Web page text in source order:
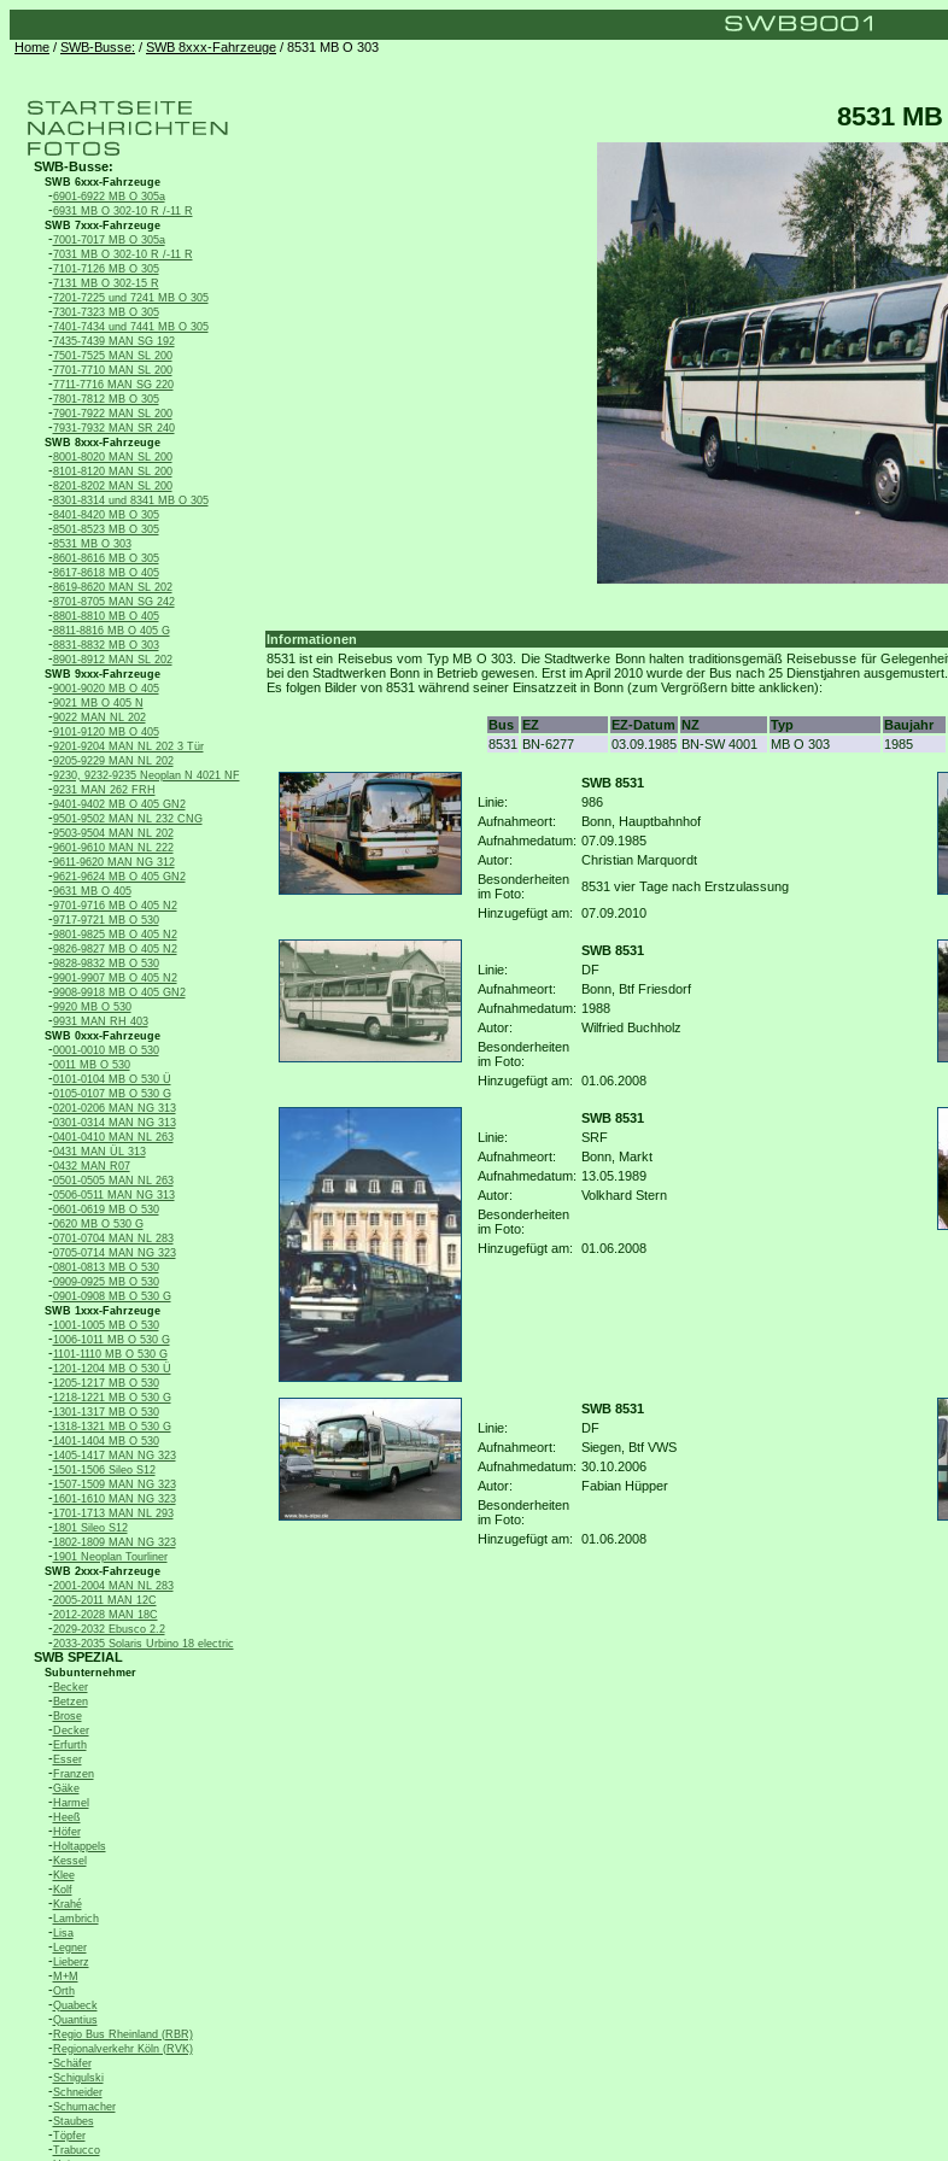
Home / SWB-Busse: / SWB 8xxx-Fahrzeuge / 8531 MB O 303
SWB-Busse:
SWB 6xxx-Fahrzeuge
-6901-6922 MB O 305a
-6931 MB O 302-10 R /-11 R
SWB 7xxx-Fahrzeuge
-7001-7017 MB O 305a
-7031 MB O 302-10 R /-11 R
-7101-7126 MB O 305
-7131 MB O 302-15 R
-7201-7225 und 7241 MB O 305
-7301-7323 MB O 305
-7401-7434 und 7441 MB O 305
-7435-7439 MAN SG 192
-7501-7525 MAN SL 200
-7701-7710 MAN SL 200
-7711-7716 MAN SG 220
-7801-7812 MB O 305
-7901-7922 MAN SL 200
-7931-7932 MAN SR 240
SWB 8xxx-Fahrzeuge
-8001-8020 MAN SL 200
-8101-8120 MAN SL 200
-8201-8202 MAN SL 200
-8301-8314 und 8341 MB O 305
-8401-8420 MB O 305
-8501-8523 MB O 305
-8531 MB O 303
-8601-8616 MB O 305
-8617-8618 MB O 405
-8619-8620 MAN SL 202
-8701-8705 MAN SG 242
-8801-8810 MB O 405
-8811-8816 MB O 405 G
-8831-8832 MB O 303
-8901-8912 MAN SL 202
SWB 9xxx-Fahrzeuge
-9001-9020 MB O 405
-9021 MB O 405 N
-9022 MAN NL 202
-9101-9120 MB O 405
-9201-9204 MAN NL 202 3 Tür
-9205-9229 MAN NL 202
-9230, 9232-9235 Neoplan N 4021 NF
-9231 MAN 262 FRH
-9401-9402 MB O 405 GN2
-9501-9502 MAN NL 232 CNG
-9503-9504 MAN NL 202
-9601-9610 MAN NL 222
-9611-9620 MAN NG 312
-9621-9624 MB O 405 GN2
-9631 MB O 405
-9701-9716 MB O 405 N2
-9717-9721 MB O 530
-9801-9825 MB O 405 N2
-9826-9827 MB O 405 N2
-9828-9832 MB O 530
-9901-9907 MB O 405 N2
-9908-9918 MB O 405 GN2
-9920 MB O 530
-9931 MAN RH 403
SWB 0xxx-Fahrzeuge
-0001-0010 MB O 530
-0011 MB O 530
-0101-0104 MB O 530 Ü
-0105-0107 MB O 530 G
-0201-0206 MAN NG 313
-0301-0314 MAN NG 313
-0401-0410 MAN NL 263
-0431 MAN ÜL 313
-0432 MAN R07
-0501-0505 MAN NL 263
-0506-0511 MAN NG 313
-0601-0619 MB O 530
-0620 MB O 530 G
-0701-0704 MAN NL 283
-0705-0714 MAN NG 323
-0801-0813 MB O 530
-0909-0925 MB O 530
-0901-0908 MB O 530 G
SWB 1xxx-Fahrzeuge
-1001-1005 MB O 530
-1006-1011 MB O 530 G
-1101-1110 MB O 530 G
-1201-1204 MB O 530 Ü
-1205-1217 MB O 530
-1218-1221 MB O 530 G
-1301-1317 MB O 530
-1318-1321 MB O 530 G
-1401-1404 MB O 530
-1405-1417 MAN NG 323
-1501-1506 Sileo S12
-1507-1509 MAN NG 323
-1601-1610 MAN NG 323
-1701-1713 MAN NL 293
-1801 Sileo S12
-1802-1809 MAN NG 323
-1901 Neoplan Tourliner
SWB 2xxx-Fahrzeuge
-2001-2004 MAN NL 283
-2005-2011 MAN 12C
-2012-2028 MAN 18C
-2029-2032 Ebusco 2.2
-2033-2035 Solaris Urbino 18 electric
SWB SPEZIAL
Subunternehmer
-Becker
-Betzen
-Brose
-Decker
-Erfurth
-Esser
-Franzen
-Gäke
-Harmel
-Heeß
-Höfer
-Holtappels
-Kessel
-Klee
-Kolf
-Krahé
-Lambrich
-Lisa
-Legner
-Lieberz
-M+M
-Orth
-Quabeck
-Quantius
-Regio Bus Rheinland (RBR)
-Regionalverkehr Köln (RVK)
-Schäfer
-Schigulski
-Schneider
-Schumacher
-Staubes
-Töpfer
-Trabucco
8531
Informationen
8531 ist ein Reisebus vom Typ MB O 303. Die Stadtwerke Bonn halten traditionsgemäß Reisebusse für
bei den Stadtwerken Bonn in Betrieb gewesen. Erst im April 2010 wurde der Bus nach 25 Dienstjahren
Es folgen Bilder von 8531 während seiner Einsatzzeit in Bonn (zum Vergrößern bitte anklicken):
Bus EZ EZ-Datum NZ Typ Baujahr
8531 BN-6277 03.09.1985 BN-SW 4001 MB O 303 1985
SWB 8531
Linie:
986
Aufnahmeort:
Bonn, Hauptbahnhof
Aufnahmedatum: 07.09.1985
Autor:
Christian Marquordt
Besonderheiten
im Foto:
8531 vier Tage nach Erstzulassung
Hinzugefügt am:
07.09.2010
SWB 8531
Linie:
DF
Aufnahmeort:
Bonn, Btf Friesdorf
Aufnahmedatum: 1988
Autor:
Wilfried Buchholz
Besonderheiten
im Foto:
Hinzugefügt am:
01.06.2008
SWB 8531
Linie:
SRF
Aufnahmeort:
Bonn, Markt
Aufnahmedatum: 13.05.1989
Autor:
Volkhard Stern
Besonderheiten
im Foto:
Hinzugefügt am:
01.06.2008
SWB 8531
Linie:
DF
Aufnahmeort:
Siegen, Btf VWS
Aufnahmedatum: 30.10.2006
Autor:
Fabian Hüpper
Besonderheiten
im Foto:
Hinzugefügt am:
01.06.2008